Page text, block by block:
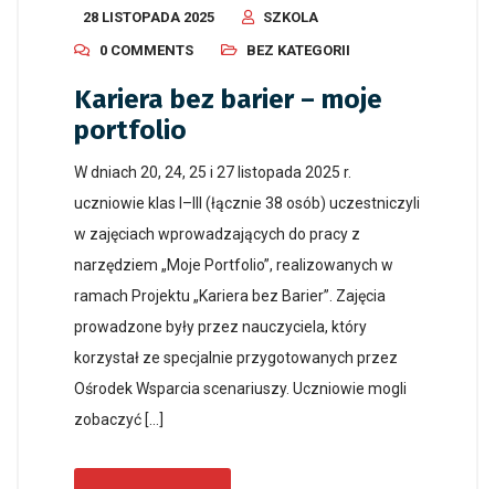
28 LISTOPADA 2025
SZKOLA
0 COMMENTS
BEZ KATEGORII
Kariera bez barier – moje
portfolio
W dniach 20, 24, 25 i 27 listopada 2025 r.
uczniowie klas I–III (łącznie 38 osób) uczestniczyli
w zajęciach wprowadzających do pracy z
narzędziem „Moje Portfolio”, realizowanych w
ramach Projektu „Kariera bez Barier”. Zajęcia
prowadzone były przez nauczyciela, który
korzystał ze specjalnie przygotowanych przez
Ośrodek Wsparcia scenariuszy. Uczniowie mogli
zobaczyć […]